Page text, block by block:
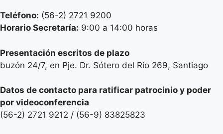
Teléfono: (56-2) 2721 9200
Horario Secretaría: 9:00 a 14:00 horas
Presentación escritos de plazo
buzón 24/7, en Pje. Dr. Sótero del Río 269, Santiago
Datos de contacto para ratificar patrocinio y poder
por videoconferencia
(56-2) 2721 9212 / (56-9) 83825823